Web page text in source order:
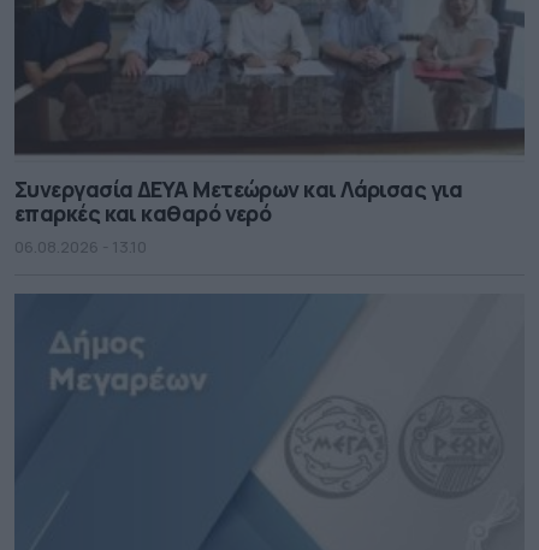
Συνεργασία ΔΕΥΑ Μετεώρων και Λάρισας για
επαρκές και καθαρό νερό
06.08.2026 - 13.10